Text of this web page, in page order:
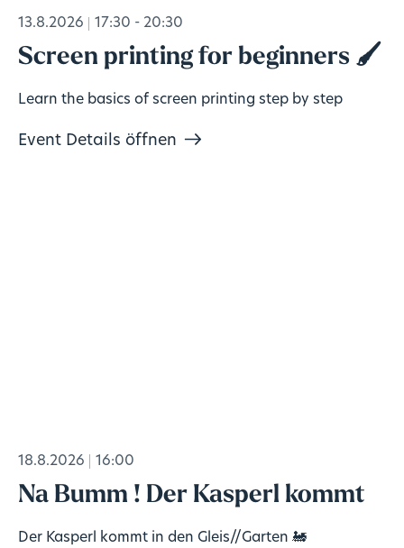
13.8.2026 17:30 - 20:30
Screen printing for beginners 🖌️
Learn the basics of screen printing step by step
Event Details öffnen
18.8.2026 16:00
Na Bumm ! Der Kasperl kommt
Der Kasperl kommt in den Gleis//Garten 🚂